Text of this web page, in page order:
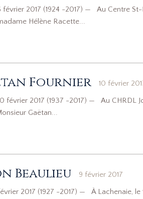
2017 (1924 -2017) — Au Centre St-
Hélène Racette...
Fournier 10 février
février 2017 (1937 -2017) — Au CHRDL
Gaëtan...
Beaulieu 9 février 2017
2017 (1927 -2017) — À Lachenaie, le